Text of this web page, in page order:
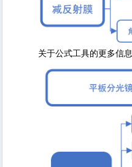
关于公式工具的更多信